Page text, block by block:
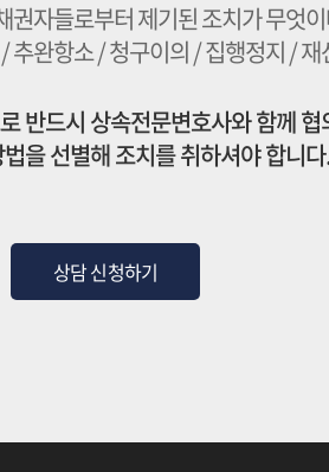
자들로부터 제기된 조치가 무엇
추완항소 / 청구이의 / 집행정지 / 재
반드시 상속전문변호사와 함께 협
을 선별해 조치를 취하셔야 합니
상담 신청하기